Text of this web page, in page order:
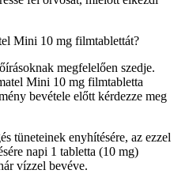
Mini 10 mg filmtablettát?
megfelelően szedje.
Mini 10 mg filmtabletta
bevétele előtt kérdezze meg
tüneteinek enyhítésére, az ezzel
napi 1 tabletta (10 mg)
vízzel bevéve.